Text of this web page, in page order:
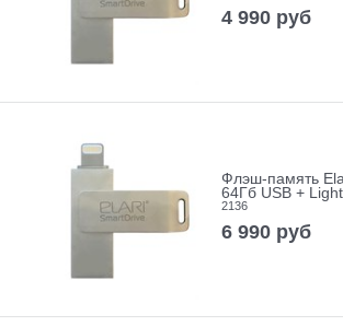
4 990 руб
Флэш-память
64Гб USB +
2136
6 990 руб